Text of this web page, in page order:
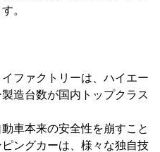
。
ファクトリーは、ハイエー
造台数が国内トップクラス
車本来の安全性を崩すこと
ングカーは、様々な独自技